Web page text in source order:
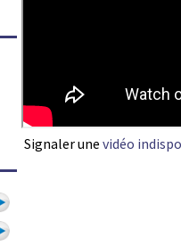
Signaler une vidéo